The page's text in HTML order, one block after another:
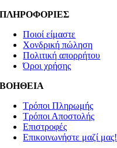
ΠΛΗΡΟΦΟΡΙΕΣ
Ποιοί είμαστε
Χονδρική πώληση
Πολιτική απορρήτου
Όροι χρήσης
ΒΟΗΘΕΙΑ
Τρόποι Πληρωμής
Τρόποι Αποστολής
Επιστροφές
Επικοινωνήστε μαζί μας!